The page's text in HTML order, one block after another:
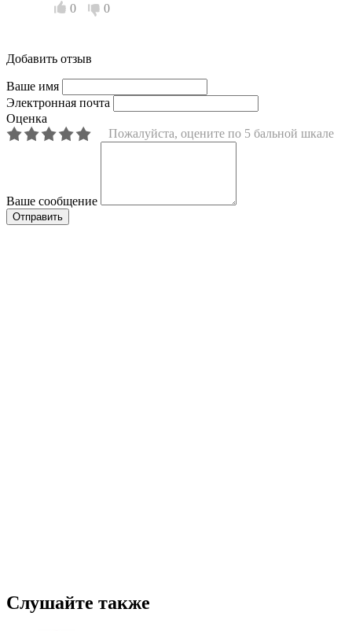
0 0
Добавить отзыв
Ваше имя
Электронная почта
Оценка
Пожалуйста, оцените по 5 бальной шкале
Ваше сообщение
Слушайте также